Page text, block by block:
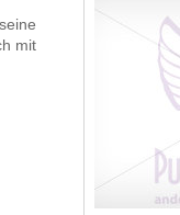
mit